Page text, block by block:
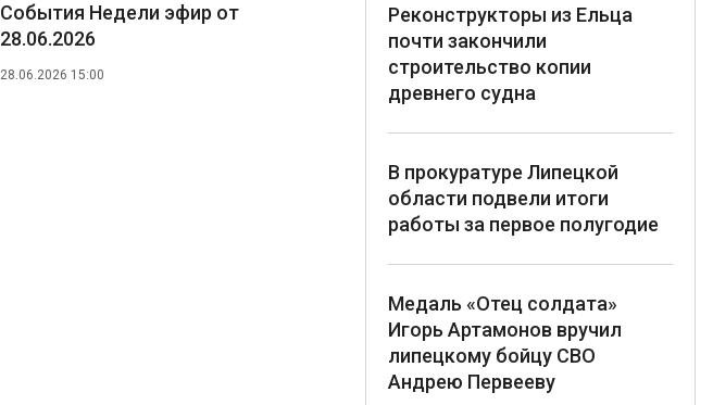
События Недели эфир от
28.06.2026
28.06.2026 15:00
Реконструкторы из Ельца
почти закончили
строительство копии
древнего судна
В прокуратуре Липецкой
области подвели итоги
работы за первое полугодие
Медаль «Отец солдата»
Игорь Артамонов вручил
липецкому бойцу СВО
Андрею Первееву